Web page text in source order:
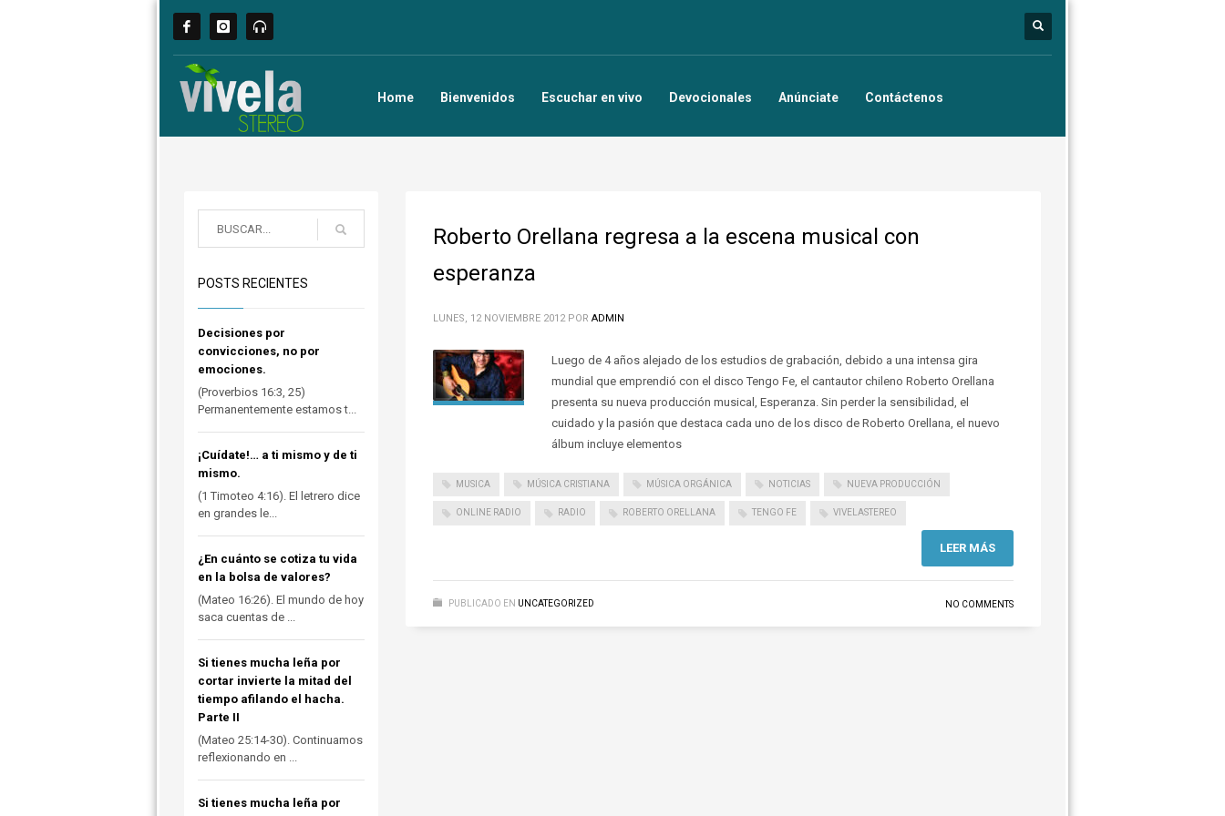
Home Bienvenidos Escuchar en vivo Devocionales Anúnciate Contáctenos
Roberto Orellana regresa a la escena musical con
esperanza
LUNES, 12 NOVIEMBRE 2012 POR ADMIN
Luego de 4 años alejado de los estudios de grabación, debido a una intensa gira
mundial que emprendió con el disco Tengo Fe, el cantautor chileno Roberto Orellana
presenta su nueva producción musical, Esperanza. Sin perder la sensibilidad, el
cuidado y la pasión que destaca cada uno de los disco de Roberto Orellana, el nuevo
álbum incluye elementos
MUSICA MÚSICA CRISTIANA MÚSICA ORGÁNICA NOTICIAS NUEVA PRODUCCIÓN
ONLINE RADIO RADIO ROBERTO ORELLANA TENGO FE VIVELASTEREO
LEER MÁS
PUBLICADO EN UNCATEGORIZED NO COMMENTS
POSTS RECIENTES
Decisiones por
convicciones, no por
emociones.
(Proverbios 16:3, 25)
Permanentemente estamos t...
¡Cuídate!… a ti mismo y de ti
mismo.
(1 Timoteo 4:16). El letrero dice
en grandes le...
¿En cuánto se cotiza tu vida
en la bolsa de valores?
(Mateo 16:26). El mundo de hoy
saca cuentas de ...
Si tienes mucha leña por
cortar invierte la mitad del
tiempo afilando el hacha.
Parte II
(Mateo 25:14-30). Continuamos
reflexionando en ...
Si tienes mucha leña por